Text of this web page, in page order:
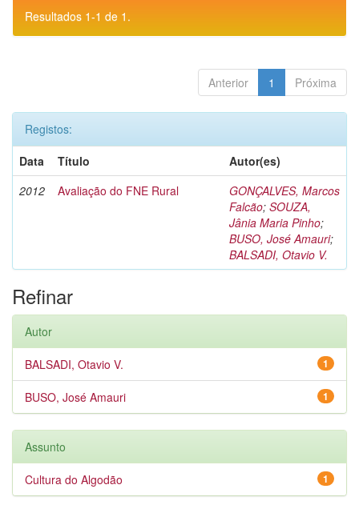
Resultados 1-1 de 1.
Anterior 1 Próxima
Registos:
Data
Título
Autor(es)
2012
Avaliação do FNE Rural
GONÇALVES, Marcos
Falcão; SOUZA,
Jânia Maria Pinho;
BUSO, José Amauri;
BALSADI, Otavio V.
Refinar
Autor
1
BALSADI, Otavio V.
1
BUSO, José Amauri
Assunto
1
Cultura do Algodão